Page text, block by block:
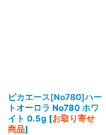
ピカエース[No780]ハー
トオーロラ No780 ホワ
イト 0.5g [お取り寄せ
商品]